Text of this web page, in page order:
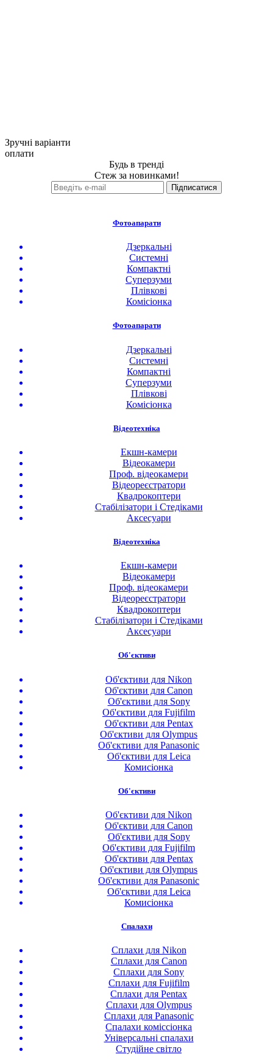
Зручні варіанти
оплати
Будь в тренді
Стеж за новинками!
Фотоапарати
Дзеркальні
Системні
Компактні
Суперзуми
Плівкові
Комісіонка
Фотоапарати
Дзеркальні
Системні
Компактні
Суперзуми
Плівкові
Комісіонка
Відеотехніка
Екшн-камери
Відеокамери
Проф. відеокамери
Відеореєстратори
Квадрокоптери
Стабілізатори і Стедіками
Аксесуари
Відеотехніка
Екшн-камери
Відеокамери
Проф. відеокамери
Відеореєстратори
Квадрокоптери
Стабілізатори і Стедіками
Аксесуари
Об'єктиви
Об'єктиви для Nikon
Об'єктиви для Canon
Об'єктиви для Sony
Об'єктиви для Fujifilm
Об'єктиви для Pentax
Об'єктиви для Olympus
Об'єктиви для Panasonic
Об'єктиви для Leica
Комисіонка
Об'єктиви
Об'єктиви для Nikon
Об'єктиви для Canon
Об'єктиви для Sony
Об'єктиви для Fujifilm
Об'єктиви для Pentax
Об'єктиви для Olympus
Об'єктиви для Panasonic
Об'єктиви для Leica
Комисіонка
Спалахи
Сплахи для Nikon
Сплахи для Canon
Сплахи для Sony
Сплахи для Fujifilm
Сплахи для Pentax
Сплахи для Olympus
Сплахи для Panasonic
Спалахи коміссіонка
Універсальні спалахи
Студійне світло